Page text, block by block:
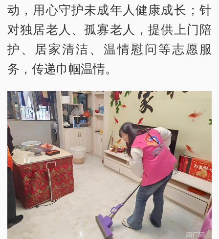
动，用心守护未成年人健康成长；针
对独居老人、孤寡老人，提供上门陪
护、居家清洁、温情慰问等志愿服
务，传递巾帼温情。